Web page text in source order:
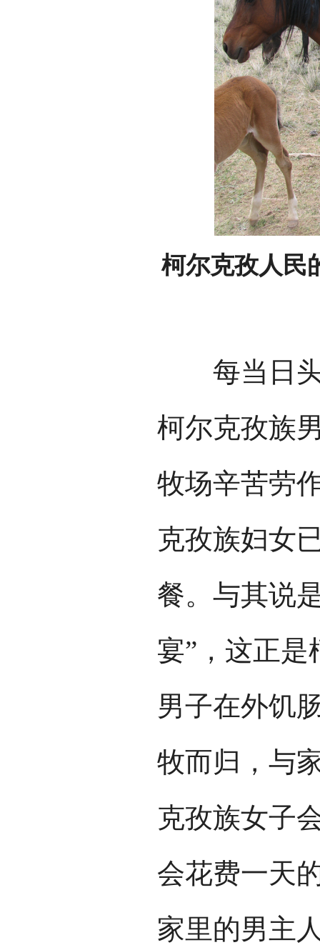
柯尔克孜人
每当日头
柯尔克孜族
牧场辛苦劳
克孜族妇女
餐。与其说
宴”，这正
男子在外饥
牧而归，与
克孜族女子
会花费一天
家里的男主